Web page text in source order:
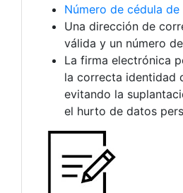
Número de cédula
Una dirección de
válida y un número
La firma electrónica
la correcta identidad
evitando la
el hurto de datos